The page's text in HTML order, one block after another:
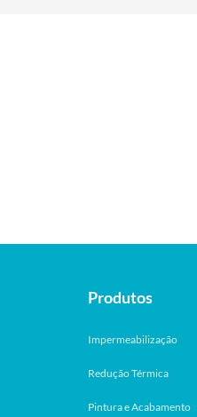
Produtos
Impermeabilização
Redução Térmica
Pintura e Acabamento